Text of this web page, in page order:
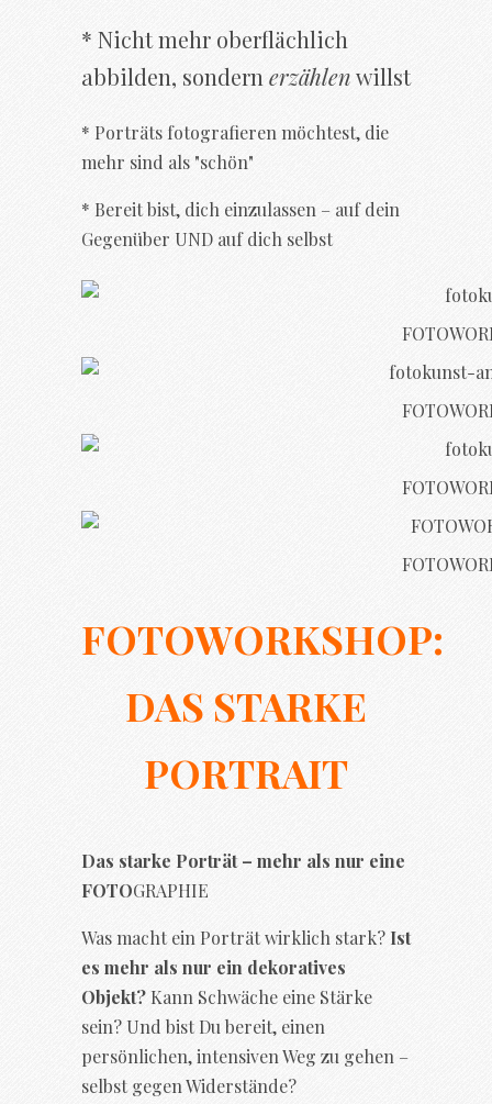
* Nicht mehr oberflächlich
abbilden, sondern erzählenwillst
* Porträts fotografieren möchtest, die
mehr sind als "schön"
* Bereit bist, dich einzulassen – auf dein
Gegenüber UND auf dich selbst
FOTOWORKSHOP:
DAS STARKE
PORTRAIT
Das starke Porträt – mehr als nur eine
FOTOGRAPHIE
Was macht ein Porträt wirklich stark? Ist
es mehr als nur ein dekoratives
Objekt?Kann Schwäche eine Stärke
sein? Und bist Du bereit, einen
persönlichen, intensiven Weg zu gehen –
selbst gegen Widerstände?